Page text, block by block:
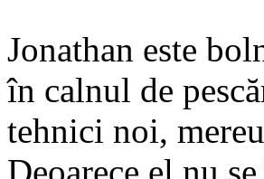
Jonathan este
în calnul de
tehnici noi,
Deoarece el nu